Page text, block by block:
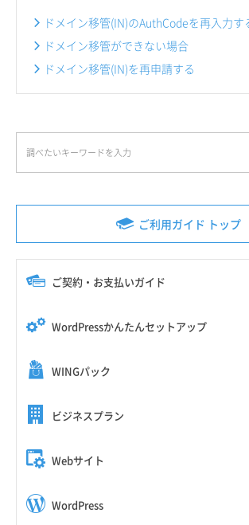
ご利用ガイド トップ
ご契約・お支払いガイド
WordPressかんたんセットアップ
WINGパック
ビジネスプラン
Webサイト
WordPress
ドメイン移管(IN)のAuthCodeを再入力す
ドメイン移管ができない場合
ドメイン移管(IN)を再申請する